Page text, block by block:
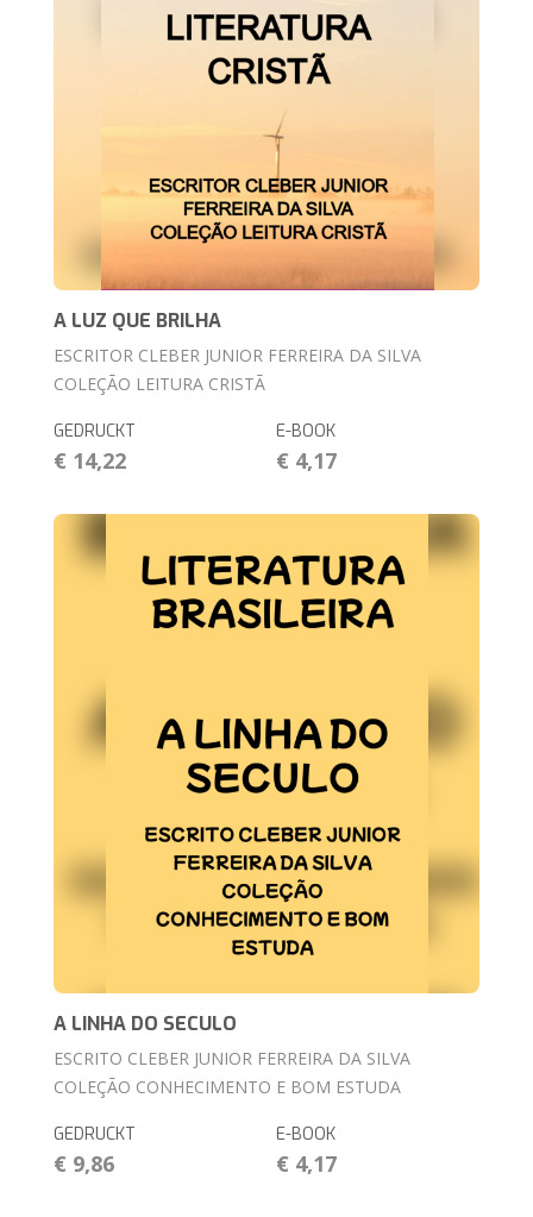
A LUZ QUE BRILHA
ESCRITOR CLEBER JUNIOR FERREIRA DA SILVA
COLEÇÃO LEITURA CRISTÃ
GEDRUCKT
€ 14,22
E-BOOK
€ 4,17
A LINHA DO SECULO
ESCRITO CLEBER JUNIOR FERREIRA DA SILVA
COLEÇÃO CONHECIMENTO E BOM ESTUDA
GEDRUCKT
€ 9,86
E-BOOK
€ 4,17